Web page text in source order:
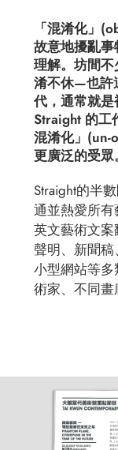
「混淆化」
故意地擾亂
理解。坊間
淆不休—也許
代，通常就是
Straight 的工
混淆化」(un-
更廣泛的受眾
Straight的半
通並熱愛所
英文藝術文
聲明、新聞
小型網站等
術家、不同畫